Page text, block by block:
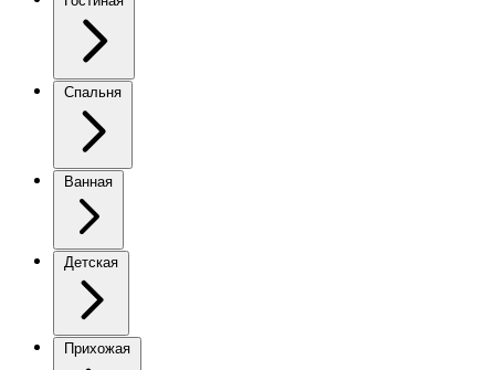
Спальня
Ванная
Детская
Прихожая